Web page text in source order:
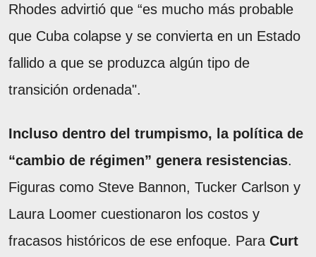
Rhodes advirtió que “es mucho más probable
que Cuba colapse y se convierta en un Estado
fallido a que se produzca algún tipo de
transición ordenada".
Incluso dentro del trumpismo, la política de
“cambio de régimen” genera resistencias.
Figuras como Steve Bannon, Tucker Carlson y
Laura Loomer cuestionaron los costos y
fracasos históricos de ese enfoque. Para Curt